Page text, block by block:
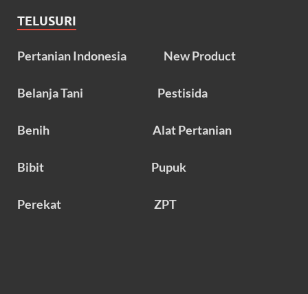
TELUSURI
Pertanian Indonesia New Product
Belanja Tani Pestisida
Benih Alat Pertanian
Bibit Pupuk
Perekat ZPT